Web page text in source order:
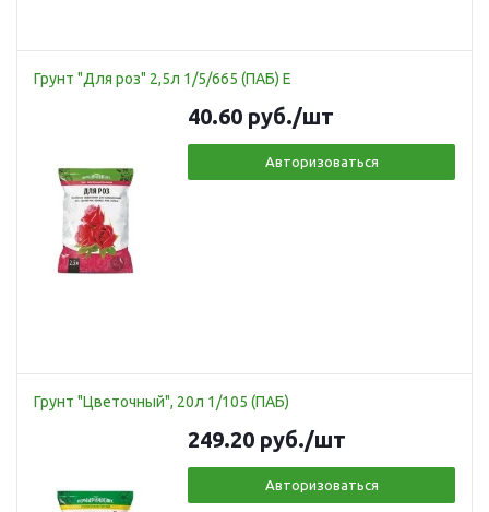
Грунт "Для роз" 2,5л 1/5/665 (ПАБ) Е
40.60 руб./шт
Авторизоваться
Грунт "Цветочный", 20л 1/105 (ПАБ)
249.20 руб./шт
Авторизоваться